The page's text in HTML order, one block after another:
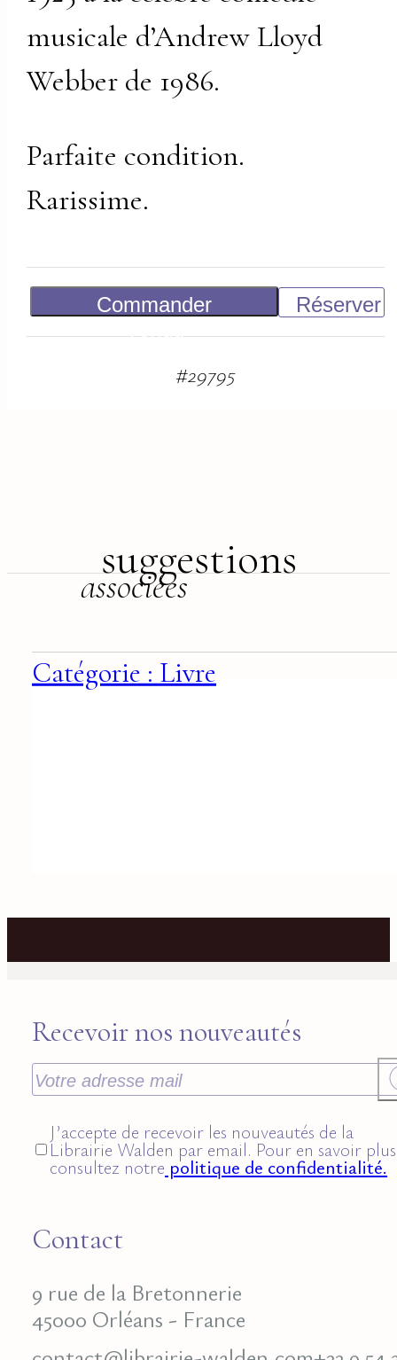
musicale d’Andrew Lloyd
Webber de 1986.
Parfaite condition.
Rarissime.
Commander
Réserver
#29795
suggestions
associées
Catégorie : Livre
Recevoir nos nouveautés
J’accepte de recevoir les nouveautés de la
Librairie Walden par email. Pour en savoir
consultez notre politique de confidentialité.
Contact
9 rue de la Bretonnerie
45000 Orléans - France